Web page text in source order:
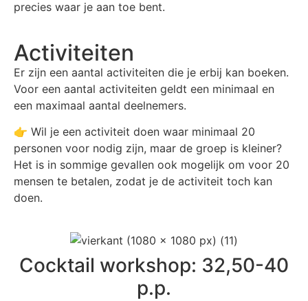
precies waar je aan toe bent.
Activiteiten
Er zijn een aantal activiteiten die je erbij kan boeken.
Voor een aantal activiteiten geldt een minimaal en
een maximaal aantal deelnemers.
👉 Wil je een activiteit doen waar minimaal 20
personen voor nodig zijn, maar de groep is kleiner?
Het is in sommige gevallen ook mogelijk om voor 20
mensen te betalen, zodat je de activiteit toch kan
doen.
Cocktail workshop: 32,50-40
p.p.